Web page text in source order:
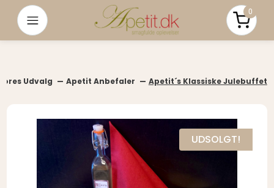
Menu Pris i
0
Apetit´s Klassiske Julebuffet
UDSOLGT!